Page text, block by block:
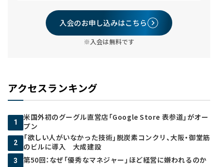
入会のお申し込みはこちら
※入会は無料です
アクセスランキング
1
米国外初のグーグル直営店「Google Store 表参道」がオー
プン
2
「欲しい人がいなかった技術」脱炭素コンクリ、大阪・御堂筋
のビルに導入 大成建設
3 第50回：なぜ「優秀なマネジャー」ほど経営に嫌われるのか